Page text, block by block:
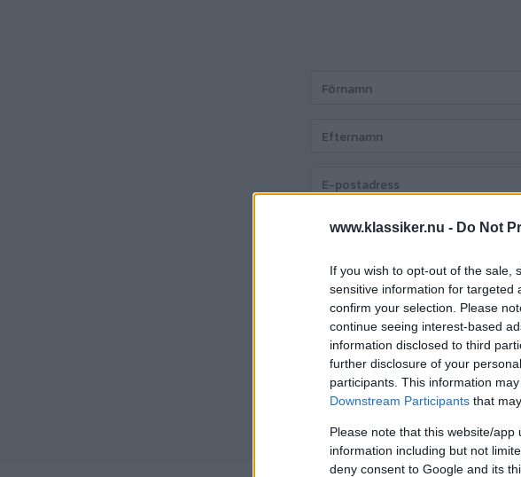
www.klassiker.nu - Do Not
If you wish to opt-out of the sale,
sensitive information for targeted
confirm your selection. Please
continue seeing interest-based
information disclosed to third
further disclosure of your
participants. This information
Downstream Participants that
Please note that this website/
information including but not
deny consent to Google and its
Att betala: 69:-
Fortsätt
Genom att klicka på
och bekräftar att jag